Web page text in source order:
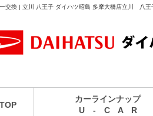
交換 | 立川 八王子 ダイハツ昭島 多摩大橋店立川 八
TOP
カーラインナップ
U - C A R